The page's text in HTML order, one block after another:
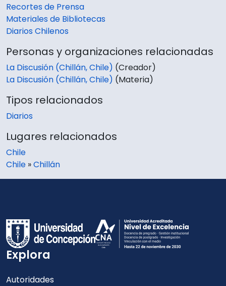
Recortes de Prensa
Materiales de Bibliotecas
Diarios Chilenos
Personas y organizaciones relacionadas
La Discusión (Chillán, Chile) (Creador)
La Discusión (Chillán, Chile) (Materia)
Tipos relacionados
Diarios
Lugares relacionados
Chile
Chile »Chillán
Explora
Autoridades